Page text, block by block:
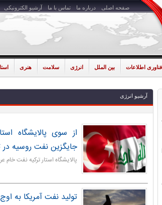
صفحه اصلی درباره ما تماس با ما آرشیو الکترونیکی
فناوری اطلاعات بین الملل انرژی سلامت هنری
آرشیو انرژی
از سوی پالایشگاه
جایگزین نفت روسیه در
پالایشگاه استار ترکیه نفت خام
تولید نفت آمریکا به